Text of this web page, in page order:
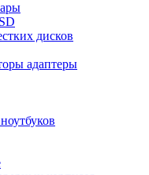
дисков
адаптеры